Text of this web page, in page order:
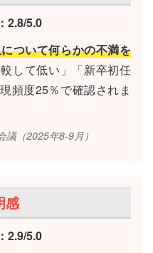
2.8/5.0
ついて何らかの不満を
して低い」「新卒初任
頻度25％で確認されま
（2025年8-9月）
感
2.9/5.0